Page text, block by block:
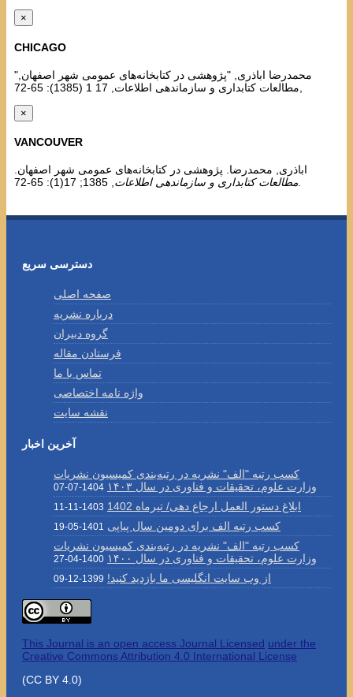
×
CHICAGO
محمدرضا اباذری, "پژوهشی در کتابخانه‌های عمومی شهر اصفهان,"
×
VANCOUVER
اباذری, محمدرضا. پژوهشی در کتابخانه‌های عمومی شهر اصفهان.
مطالعات کتابداری و سازماندهی اطلاعات
دسترسی سریع
صفحه اصلی
درباره نشریه
گروه دبیران
فرستادن مقاله
تماس با ما
واژه نامه اختصاصی
نقشه سایت
آخرین اخبار
کسب رتبه "الف" نشریه در رتبه‌بندی کمیسیون نشریات
وزارت علوم، تحقیقات و فناوری در سال ۱۴۰۳
1404-07-07
ابلاغ دستور العمل ارجاع دهی/ تیرماه 1402 1403-11-11
کسب رتبه الف برای دومین سال پیاپی 1401-05-19
کسب رتبه "الف" نشریه در رتبه‌بندی کمیسیون نشریات
وزارت علوم، تحقیقات و فناوری در سال ۱۴۰۰
1400-04-27
از وب سایت انگلیسی ما بازدید کنید! 1399-12-09
This Journal is an open access Journal Licensed under the
Creative Commons Attribution 4.0 International License
(CC BY 4.0)